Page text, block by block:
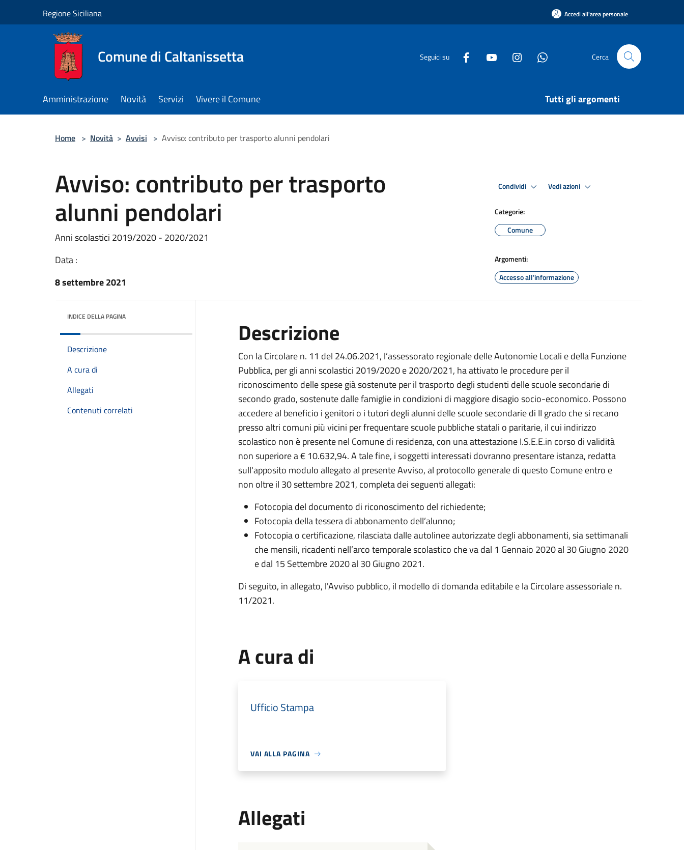
Regione Siciliana Accedi all'area personale
Comune di Caltanissetta Seguici su Cerca
Amministrazione Novità Servizi Vivere il Comune Tutti gli argomenti
Home > Novità > Avvisi > Avviso: contributo per trasporto alunni pendolari
Avviso: contributo per trasporto
alunni pendolari
Anni scolastici 2019/2020 - 2020/2021
Data :
8 settembre 2021
Condividi Vedi azioni
Categorie:
Comune
Argomenti:
Accesso all'informazione
INDICE DELLA PAGINA
Descrizione
A cura di
Allegati
Contenuti correlati
Descrizione
Con la Circolare n. 11 del 24.06.2021, l’assessorato regionale delle Autonomie Locali e della Funzione
Pubblica, per gli anni scolastici 2019/2020 e 2020/2021, ha attivato le procedure per il
riconoscimento delle spese già sostenute per il trasporto degli studenti delle scuole secondarie di
secondo grado, sostenute dalle famiglie in condizioni di maggiore disagio socio-economico. Possono
accedere al beneficio i genitori o i tutori degli alunni delle scuole secondarie di II grado che si recano
presso altri comuni più vicini per frequentare scuole pubbliche statali o paritarie, il cui indirizzo
scolastico non è presente nel Comune di residenza, con una attestazione I.S.E.E.in corso di validità
non superiore a € 10.632,94. A tale fine, i soggetti interessati dovranno presentare istanza, redatta
sull'apposito modulo allegato al presente Avviso, al protocollo generale di questo Comune entro e
non oltre il 30 settembre 2021, completa dei seguenti allegati:
Fotocopia del documento di riconoscimento del richiedente;
Fotocopia della tessera di abbonamento dell’alunno;
Fotocopia o certificazione, rilasciata dalle autolinee autorizzate degli abbonamenti, sia settimanali
che mensili, ricadenti nell’arco temporale scolastico che va dal 1 Gennaio 2020 al 30 Giugno 2020
e dal 15 Settembre 2020 al 30 Giugno 2021.
Di seguito, in allegato, l'Avviso pubblico, il modello di domanda editabile e la Circolare assessoriale n.
11/2021.
A cura di
Ufficio Stampa
VAI ALLA PAGINA
Allegati